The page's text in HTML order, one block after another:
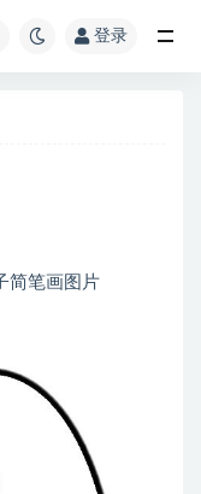
登录
简笔画图片